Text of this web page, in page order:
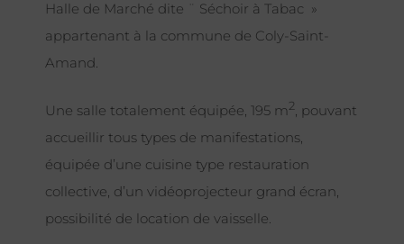
Halle de Marché dite ¨ Séchoir à Tabac »
appartenant à la commune de Coly-Saint-
Amand.
Une salle totalement équipée, 195 m2, pouvant
accueillir tous types de manifestations,
équipée d’une cuisine type restauration
collective, d’un vidéoprojecteur grand écran,
possibilité de location de vaisselle.